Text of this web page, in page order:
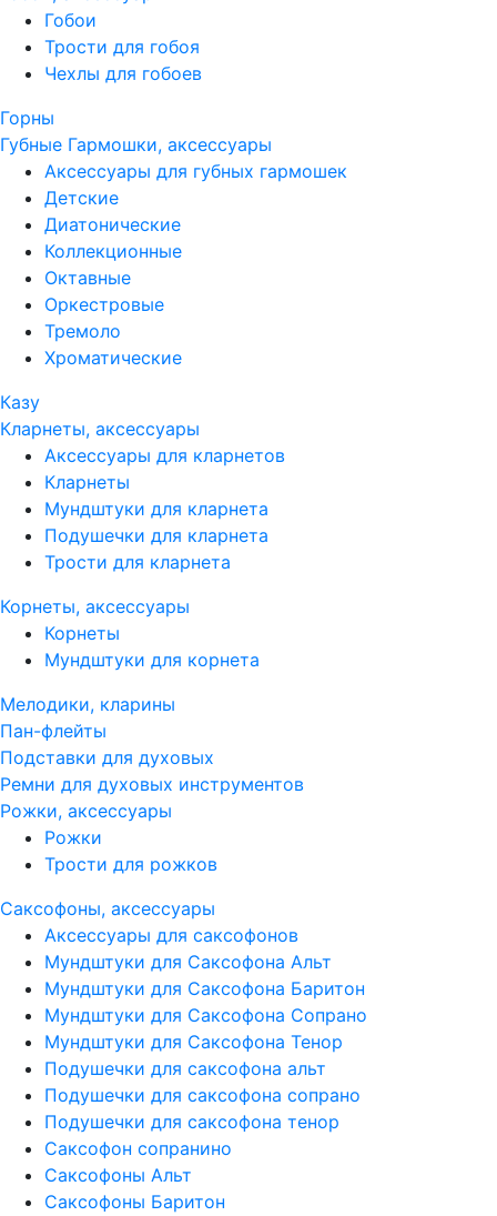
Гобои
Трости для гобоя
Чехлы для гобоев
Горны
Губные Гармошки, аксессуары
Аксессуары для губных гармошек
Детские
Диатонические
Коллекционные
Октавные
Оркестровые
Тремоло
Хроматические
Казу
Кларнеты, аксессуары
Аксессуары для кларнетов
Кларнеты
Мундштуки для кларнета
Подушечки для кларнета
Трости для кларнета
Корнеты, аксессуары
Корнеты
Мундштуки для корнета
Мелодики, кларины
Пан-флейты
Подставки для духовых
Ремни для духовых инструментов
Рожки, аксессуары
Рожки
Трости для рожков
Саксофоны, аксессуары
Аксессуары для саксофонов
Мундштуки для Саксофона Альт
Мундштуки для Саксофона Баритон
Мундштуки для Саксофона Сопрано
Мундштуки для Саксофона Тенор
Подушечки для саксофона альт
Подушечки для саксофона сопрано
Подушечки для саксофона тенор
Саксофон сопранино
Саксофоны Альт
Саксофоны Баритон